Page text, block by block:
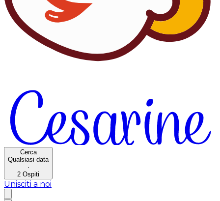
Cerca
Qualsiasi data
·
2 Ospiti
Unisciti a noi